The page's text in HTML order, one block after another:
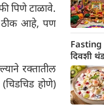
पिणे टाळावे.
ठीक आहे, पण
रक्तातील
होणे)
Fasting
दिवशी
करा